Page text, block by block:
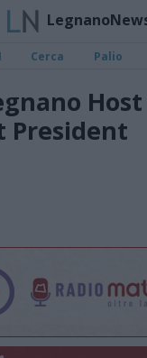
Cerca Palio
President